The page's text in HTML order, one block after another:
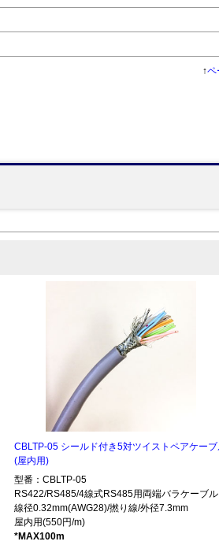
↑ペ
CBLTP-05 シールド付き5対ツイストペアケーブ
(屋内用)
型番：CBLTP-05
RS422/RS485/4線式RS485用両端バラケーブル
線径0.32mm(AWG28)/撚り線/外径7.3mm
屋内用(550円/m)
*MAX100m